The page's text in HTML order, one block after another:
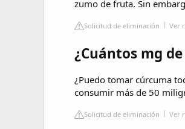
zumo de fruta. Sin
Solicitud de eliminación Ver
¿Cuántos mg
¿Puedo tomar cúrcuma
consumir más de 50
Solicitud de eliminación Ver